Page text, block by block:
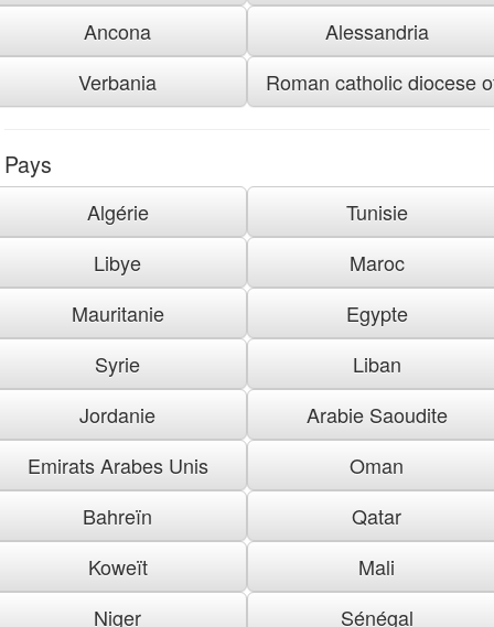
Ancona
Alessandria
Verbania
Roman catholic diocese
Pays
Algérie
Tunisie
Libye
Maroc
Mauritanie
Egypte
Syrie
Liban
Jordanie
Arabie Saoudite
Emirats Arabes Unis
Oman
Bahreïn
Qatar
Koweït
Mali
Niger
Sénégal